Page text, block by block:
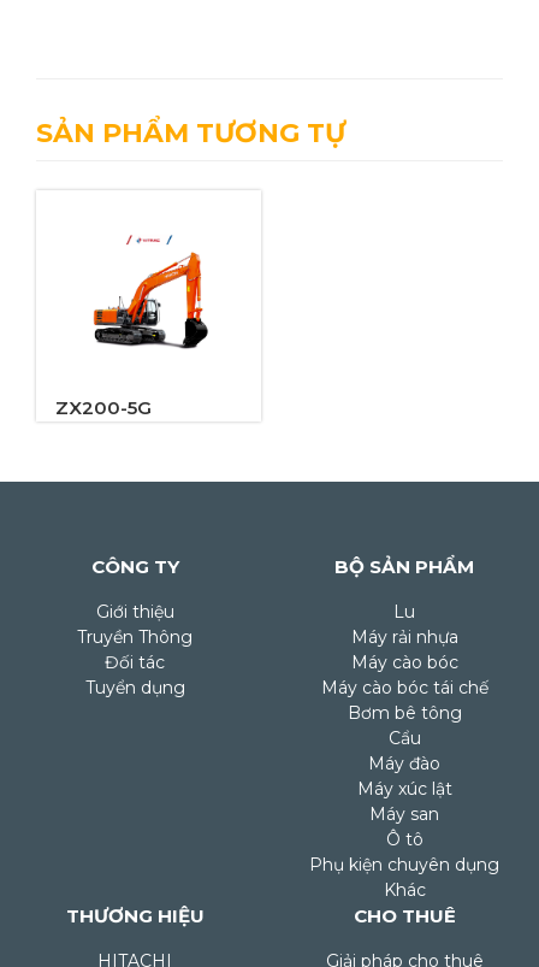
SẢN PHẨM TƯƠNG TỰ
ZX200-5G
CÔNG TY
Giới thiệu
Truyền Thông
Đối tác
Tuyển dụng
BỘ SẢN PHẨM
Lu
Máy rải nhựa
Máy cào bóc
Máy cào bóc tái chế
Bơm bê tông
Cẩu
Máy đào
Máy xúc lật
Máy san
Ô tô
Phụ kiện chuyên dụng
Khác
THƯƠNG HIỆU
HITACHI
CHO THUÊ
Giải pháp cho thuê